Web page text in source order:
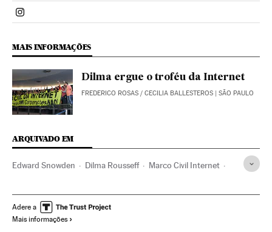
Politica El País Brasil en Instagram
MAIS INFORMAÇÕES
Dilma ergue o troféu da Internet
FREDERICO ROSAS / CECILIA BALLESTEROS | SÃO PAULO
ARQUIVADO EM
Edward Snowden Dilma Rousseff Marco Civil Internet
Presidência Brasil Parlamento
Telecomunicações
Adere a
Mais informações